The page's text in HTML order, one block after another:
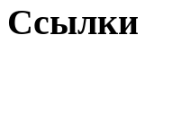
Ссылки